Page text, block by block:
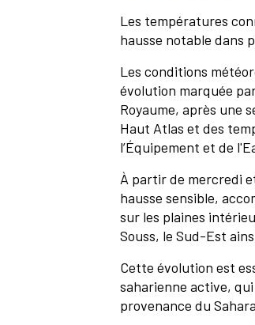
Les températures
hausse notable dans
Les conditions
évolution marquée
Royaume, après une
Haut Atlas et des
l’Équipement et de
À partir de mercredi
hausse sensible,
sur les plaines
Souss, le Sud-Est
Cette évolution est
saharienne active, qui
provenance du